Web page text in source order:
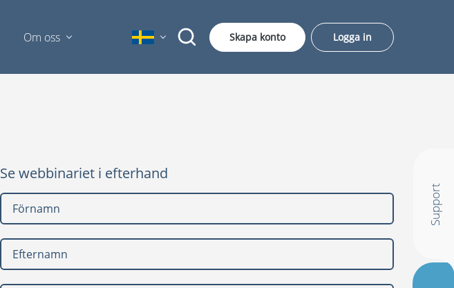
Om oss Skapa konto Logga in
Se webbinariet i efterhand
Support